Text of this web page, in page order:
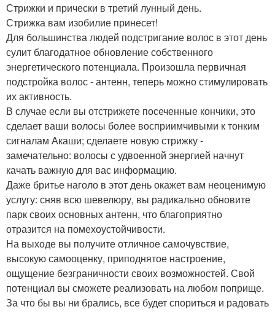
Стрижки и прически в третий лунный день.
Стрижка вам изобилие принесет!
Для большинства людей подстригание волос в этот день
сулит благодатное обновление собственного
энергетического потенциала. Произошла первичная
подстройка волос - антенн, теперь можно стимулировать
их активность.
В случае если вы отстрижете посеченные кончики, это
сделает ваши волосы более восприимчивыми к тонким
сигналам Акаши; сделаете новую стрижку -
замечательно: волосы с удвоенной энергией начнут
качать важную для вас информацию.
Даже бритье наголо в этот день окажет вам неоценимую
услугу: сняв всю шевелюру, вы радикально обновите
парк своих основных антенн, что благоприятно
отразится на помехоустойчивости.
На выходе вы получите отличное самочувствие,
высокую самооценку, приподнятое настроение,
ощущение безграничности своих возможностей. Свой
потенциал вы сможете реализовать на любом поприще.
За что бы вы ни брались, все будет спориться и радовать